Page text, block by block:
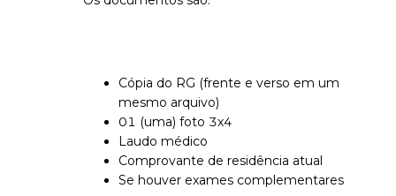
Cópia do RG (frente e verso em um
mesmo arquivo)
01 (uma) foto 3x4
Laudo médico
Comprovante de residência atual
Se houver exames complementares